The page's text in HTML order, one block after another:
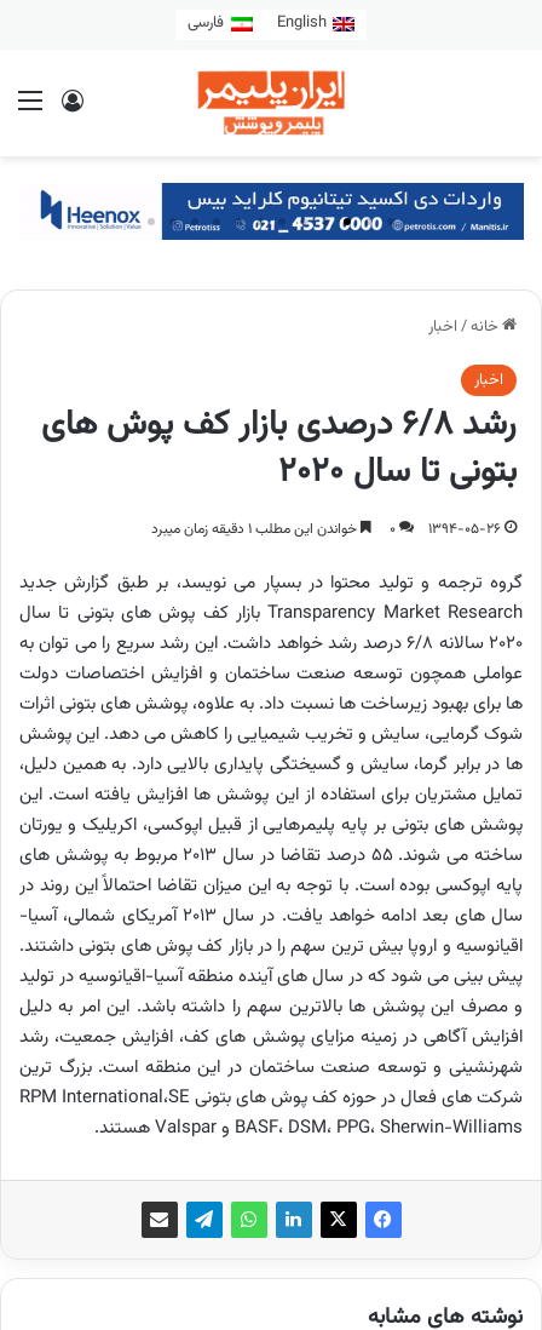
English فارسی
خانه/ اخبار
اخبار
رشد 6/8 درصدی بازار کف پوش های
بتونی تا سال 2020
1394-05-26
0 خواندن این مطلب 1 دقیقه زمان میبرد
گروه ترجمه و تولید محتوا در بسپار می نویسد، بر طبق گزارش جدید
Transparency Market Research بازار کف پوش های بتونی تا سال
2020 سالانه 6/8 درصد رشد خواهد داشت. این رشد سریع را می توان به
عواملی همچون توسعه صنعت ساختمان و افزایش اختصاصات دولت
ها برای بهبود زیرساخت ها نسبت داد. به علاوه، پوشش های بتونی اثرات
شوک گرمایی، سایش و تخریب شیمیایی را کاهش می دهد. این پوشش
ها در برابر گرما، سایش و گسیختگی پایداری بالایی دارد. به همین دلیل،
تمایل مشتریان برای استفاده از این پوشش ها افزایش یافته است. این
پوشش های بتونی بر پایه پلیمرهایی از قبیل اپوکسی، اکریلیک و یورتان
ساخته می شوند. 55 درصد تقاضا در سال 2013 مربوط به پوشش های
پایه اپوکسی بوده است. با توجه به این میزان تقاضا احتمالاً این روند در
سال های بعد ادامه خواهد یافت. در سال 2013 آمریکای شمالی، آسیا-
اقیانوسیه و اروپا بیش ترین سهم را در بازار کف پوش های بتونی داشتند.
پیش بینی می شود که در سال های آینده منطقه آسیا-اقیانوسیه در تولید
و مصرف این پوشش ها بالاترین سهم را داشته باشد. این امر به دلیل
افزایش آگاهی در زمینه مزایای پوشش های کف، افزایش جمعیت، رشد
شهرنشینی و توسعه صنعت ساختمان در این منطقه است. بزرگ ترین
شرکت های فعال در حوزه کف پوش های بتونی RPM International،SE
BASF، DSM، PPG، Sherwin-Williams و Valspar هستند.
نوشته های مشابه